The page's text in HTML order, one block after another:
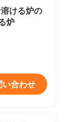
ける炉の
炉
い合わせ